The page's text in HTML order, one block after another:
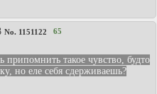
No. 1151122 65
такое чувство, будто
но еле себя сдерживаешь?